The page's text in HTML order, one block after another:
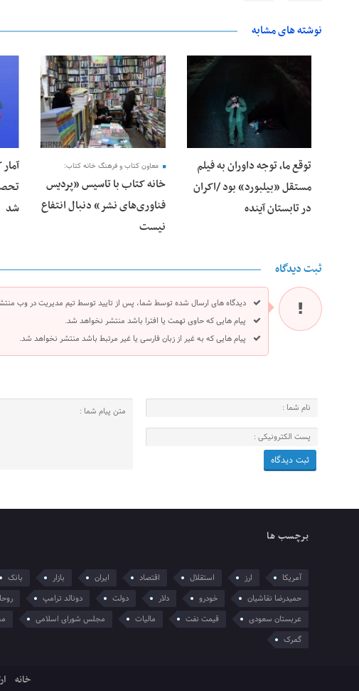
نوشته های مشابه
25 فوریه 2026
توقع ما، توجه داوران به فیلم
مستقل «بیلبورد» بود /اکران
در تابستان آینده
24 فوریه 2026
معاون کتاب و فرهنگ خانه کتاب:
خانه کتاب با تاسیس «پردیس
فناوری‌های نشر» دنبال انتفاع
نیست
شد
ثبت دیدگاه
دیدگاه های ارسال شده توسط شما، پس از تایید توسط تیم مدیریت در وب
پیام هایی که حاوی تهمت یا افترا باشد منتشر نخواهد شد.
پیام هایی که به غیر از زبان فارسی یا غیر مرتبط باشد منتشر نخواهد شد.
برچسب ها
آمریکا ارز استقلال اقتصاد ایران بازار بانک
حمیدرضا نقاشیان
خودرو دلار دولت دونالد ترامپ
عربستان سعودی
قیمت نفت مالیات مجلس شورای اسلامی
گمرک
خانه